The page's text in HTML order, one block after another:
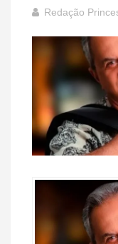
Redação